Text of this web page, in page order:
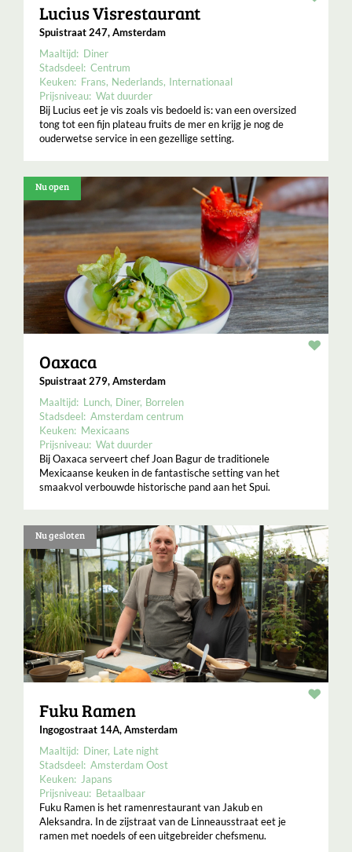
Lucius Visrestaurant
Spuistraat 247, Amsterdam
Maaltijd: Diner
Stadsdeel: Centrum
Keuken: Frans Nederlands Internationaal
Prijsniveau: Wat duurder
Bij Lucius eet je vis zoals vis bedoeld is: van een oversized
tong tot een fijn plateau fruits de mer en krijg je nog de
ouderwetse service in een gezellige setting.
Nu open
Oaxaca
Spuistraat 279, Amsterdam
Maaltijd: Lunch Diner Borrelen
Stadsdeel: Amsterdam centrum
Keuken: Mexicaans
Prijsniveau: Wat duurder
Bij Oaxaca serveert chef Joan Bagur de traditionele
Mexicaanse keuken in de fantastische setting van het
smaakvol verbouwde historische pand aan het Spui.
Nu gesloten
Fuku Ramen
Ingogostraat 14A, Amsterdam
Maaltijd: Diner Late night
Stadsdeel: Amsterdam Oost
Keuken: Japans
Prijsniveau: Betaalbaar
Fuku Ramen is het ramenrestaurant van Jakub en
Aleksandra. In de zijstraat van de Linneausstraat eet je
ramen met noedels of een uitgebreider chefsmenu.